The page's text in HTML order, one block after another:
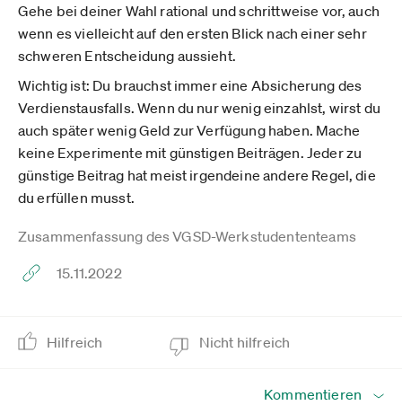
Gehe bei deiner Wahl rational und schrittweise vor, auch
wenn es vielleicht auf den ersten Blick nach einer sehr
schweren Entscheidung aussieht.
Wichtig ist: Du brauchst immer eine Absicherung des
Verdienstausfalls. Wenn du nur wenig einzahlst, wirst du
auch später wenig Geld zur Verfügung haben. Mache
keine Experimente mit günstigen Beiträgen. Jeder zu
günstige Beitrag hat meist irgendeine andere Regel, die
du erfüllen musst.
Zusammenfassung des VGSD-Werkstudententeams
15.11.2022
Hilfreich Nicht hilfreich
Kommentieren